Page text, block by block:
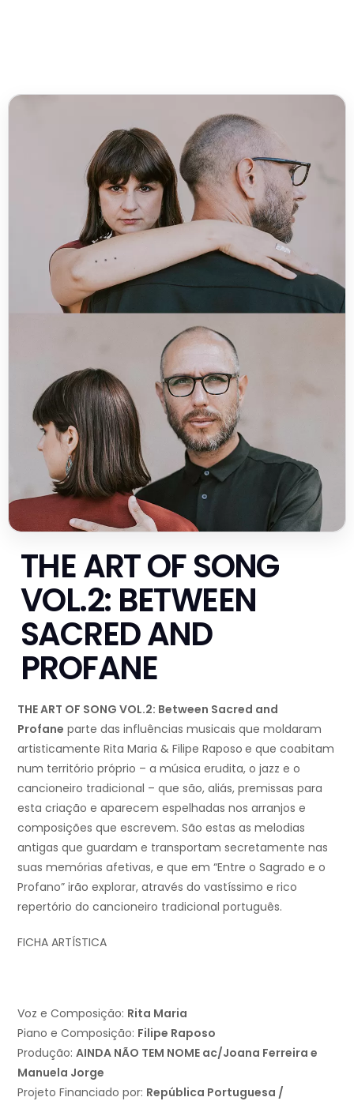
THE ART OF SONG
VOL.2: BETWEEN
SACRED AND
PROFANE
THE ART OF SONG VOL.2: Between Sacred and
Profane parte das influências musicais que moldaram
artisticamente Rita Maria & Filipe Raposo e que coabitam
num território próprio – a música erudita, o jazz e o
cancioneiro tradicional – que são, aliás, premissas para
esta criação e aparecem espelhadas nos arranjos e
composições que escrevem. São estas as melodias
antigas que guardam e transportam secretamente nas
suas memórias afetivas, e que em “Entre o Sagrado e o
Profano” irão explorar, através do vastíssimo e rico
repertório do cancioneiro tradicional português.
FICHA ARTÍSTICA
Voz e Composição: Rita Maria
Piano e Composição: Filipe Raposo
Produção: AINDA NÃO TEM NOME ac/Joana Ferreira e
Manuela Jorge
Projeto Financiado por: República Portuguesa /